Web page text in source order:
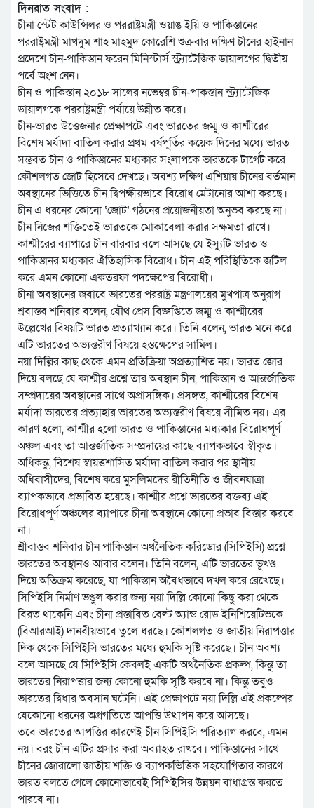
দিনরাত সংবাদ :
চীনা স্টেট কাউন্সিলর ও পররাষ্ট্রমন্ত্রী ওয়াঙ ইয়ি ও পাকিস্তানের
পররাষ্ট্রমন্ত্রী মাখদুম শাহ মাহমুদ কোরেশি শুক্রবার দক্ষিণ চীনের হাইনান
প্রদেশে চীন-পাকিস্তান ফরেন মিনিস্টার্স স্ট্র্যাটেজিক ডায়ালগের দ্বিতীয়
পর্বে অংশ নেন।
চীন ও পাকিস্তান ২০১৮ সালের নভেম্বর চীন-পাকস্তান স্ট্র্যাটেজিক
ডায়ালগকে পররাষ্ট্রমন্ত্রী পর্যায়ে উন্নীত করে।
চীন-ভারত উত্তেজনার প্রেক্ষাপটে এবং ভারতের জম্মু ও কাশ্মীরের
বিশেষ মর্যাদা বাতিল করার প্রথম বর্ষপূর্তির কয়েক দিনের মধ্যে ভারত
সম্ভবত চীন ও পাকিস্তানের মধ্যকার সংলাপকে ভারতকে টার্গেট করে
কৌশলগত জোট হিসেবে দেখছে। অবশ্য দক্ষিণ এশিয়ায় চীনের বর্তমান
অবস্থানের ভিত্তিতে চীন দ্বিপক্ষীয়ভাবে বিরোধ মেটানোর আশা করছে।
চীন এ ধরনের কোনো ‘জোট’ গঠনের প্রয়োজনীয়তা অনুভব করছে না।
চীন নিজের শক্তিতেই ভারতকে মোকাবেলা করার সক্ষমতা রাখে।
কাশ্মীরের ব্যাপারে চীন বারবার বলে আসছে যে ইস্যুটি ভারত ও
পাকিস্তানর মধ্যকার ঐতিহাসিক বিরোধ। চীন এই পরিস্থিতিকে জটিল
করে এমন কোনো একতরফা পদক্ষেপের বিরোধী।
চীনা অবস্থানের জবাবে ভারতের পররাষ্ট্র মন্ত্রণালয়ের মুখপাত্র অনুরাগ
শ্রবাস্তব শনিবার বলেন, যৌথ প্রেস বিজ্ঞপ্তিতে জম্মু ও কাশ্মীরের
উল্লেখের বিষয়টি ভারত প্রত্যাখ্যান করে। তিনি বলেন, ভারত মনে করে
এটি ভারতের অভ্যন্তরীণ বিষয়ে হস্তক্ষেপের সামিল।
নয়া দিল্লির কাছ থেকে এমন প্রতিক্রিয়া অপ্রত্যাশিত নয়। ভারত জোর
দিয়ে বলছে যে কাশ্মীর প্রশ্নে তার অবস্থান চীন, পাকিস্তান ও আন্তর্জাতিক
সম্প্রদায়ের অবস্থানের সাথে অপ্রাসঙ্গিক। প্রসঙ্গত, কাশ্মীরের বিশেষ
মর্যাদা ভারতের প্রত্যাহার ভারতের অভ্যন্তরীণ বিষয়ে সীমিত নয়। এর
কারণ হলো, কাশ্মীর হলো ভারত ও পাকিস্তানের মধ্যকার বিরোধপূর্ণ
অঞ্চল এবং তা আন্তর্জাতিক সম্প্রদায়ের কাছে ব্যাপকভাবে স্বীকৃত।
অধিকন্তু, বিশেষ স্বায়ত্তশাসিত মর্যাদা বাতিল করার পর স্থানীয়
অধিবাসীদের, বিশেষ করে মুসলিমদের রীতিনীতি ও জীবনযাত্রা
ব্যাপকভাবে প্রভাবিত হয়েছে। কাশ্মীর প্রশ্নে ভারতের বক্তব্য এই
বিরোধপূর্ণ অঞ্চলের ব্যাপারে চীনা অবস্থানে কোনো প্রভাব বিস্তার করবে
না।
শ্রীবাস্তব শনিবার চীন পাকিস্তান অর্থনৈতিক করিডোর (সিপিইসি) প্রশ্নে
ভারতের অবস্থানও আবার বলেন। তিনি বলেন, এটি ভারতের ভূখণ্ড
দিয়ে অতিক্রম করেছে, যা পাকিস্তান অবৈধভাবে দখল করে রেখেছে।
সিপিইসি নির্মাণ ভণ্ডুল করার জন্য নয়া দিল্লি কোনো কিছু করা থেকে
বিরত থাকেনি এবং চীনা প্রস্তাবিত বেল্ট অ্যান্ড রোড ইনিশিয়েটিভকে
(বিআরআই) দানবীয়ভাবে তুলে ধরছে। কৌশলগত ও জাতীয় নিরাপত্তার
দিক থেকে সিপিইসি ভারতের মধ্যে হুমকি সৃষ্টি করেছে। চীন অবশ্য
বলে আসছে যে সিপিইসি কেবলই একটি অর্থনৈতিক প্রকল্প, কিন্তু তা
ভারতের নিরাপত্তার জন্য কোনো হুমকি সৃষ্টি করবে না। কিন্তু তবুও
ভারতের দ্বিধার অবসান ঘটেনি। এই প্রেক্ষাপটে নয়া দিল্লি এই প্রকল্পের
যেকোনো ধরনের অগ্রগতিতে আপত্তি উত্থাপন করে আসছে।
তবে ভারতের আপত্তির কারণেই চীন সিপিইসি পরিত্যাগ করবে, এমন
নয়। বরং চীন এটির প্রসার করা অব্যাহত রাখবে। পাকিস্তানের সাথে
চীনের জোরালো জাতীয় শক্তি ও ব্যাপকভিত্তিক সহযোগিতার কারণে
ভারত বলতে গেলে কোনোভাবেই সিপিইসির উন্নয়ন বাধাগ্রস্ত করতে
পারবে না।